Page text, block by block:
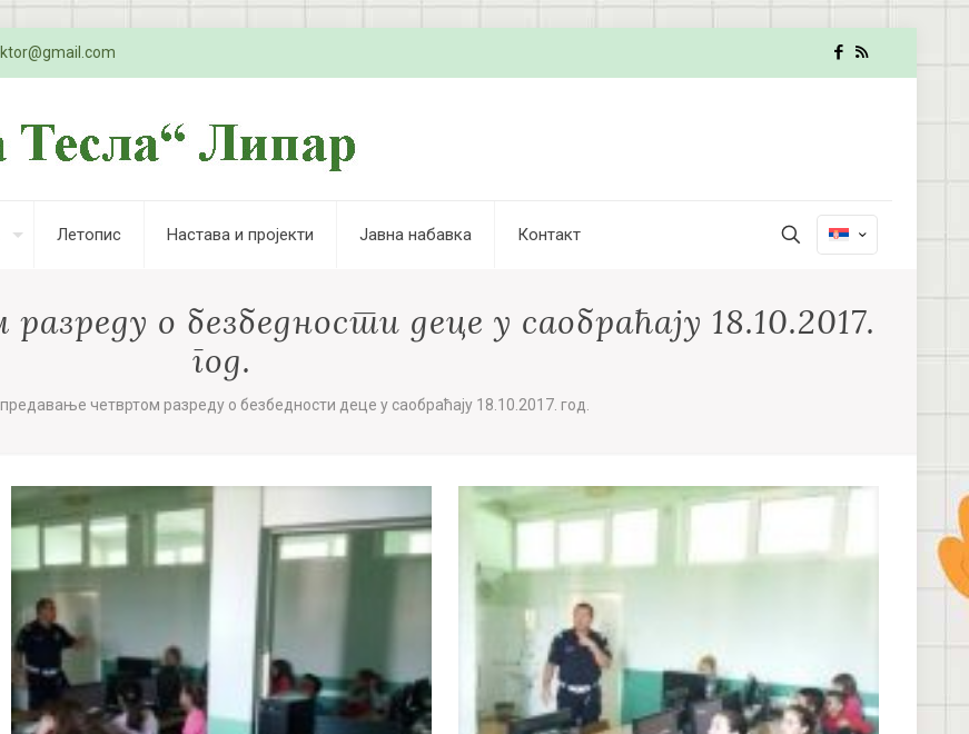
Летопис Настава и пројекти Јавна набавка Контакт
о безбедности деце у саобраћају 18.10.2017.
год.
четвртом разреду о безбедности деце у саобраћају 18.10.2017. год.